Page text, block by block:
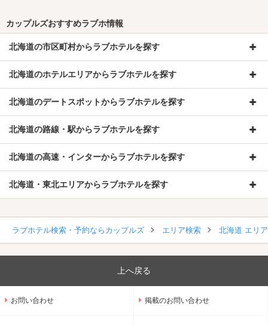
カップルズおすすめラブホ情報
北海道の市区町村からラブホテルを探す
北海道のホテルエリアからラブホテルを探す
北海道のデートスポットからラブホテルを探す
北海道の路線・駅からラブホテルを探す
北海道の高速・インターからラブホテルを探す
北海道・東北エリアからラブホテルを探す
ラブホテル検索・予約ならカップルズ エリア検索 北海道 エリ
上へ戻る
お問い合わせ 掲載のお問い合わせ